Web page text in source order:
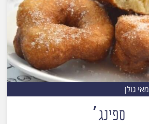
מאי גולן
ספינג׳